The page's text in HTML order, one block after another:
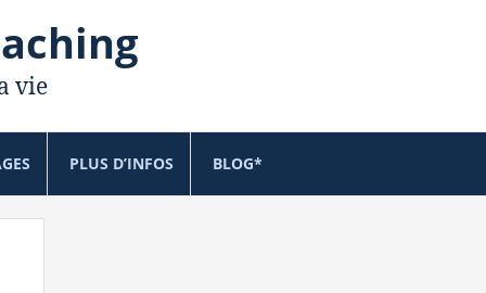
vie
PLUS D’INFOS BLOG*